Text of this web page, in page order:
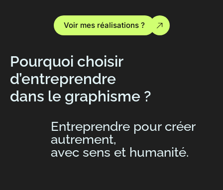
Voir mes réalisations ?
Pourquoi choisir
d’entreprendre
dans le graphisme ?
Entreprendre pour créer
autrement,
avec sens et humanité.